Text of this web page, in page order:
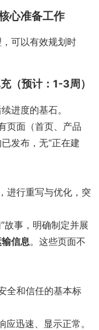
心准备工作
可以有效规划时
（预计：1-3周）
进度的基石。
页面（首页、产品
发布，无“正在建
进行重写与优化，突
故事，明确制定并展
信息。这些页面不
全和信任的基本标
迅速、显示正常。